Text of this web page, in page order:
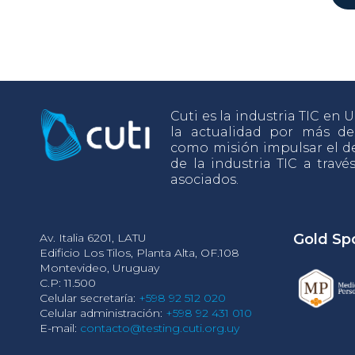
Cuti es la industria TIC en
la actualidad por más
como misión impulsar el
de la industria TIC a
asociados.
Av. Italia 6201, LATU
Edificio Los Tilos, Planta Alta, OF.108
Montevideo, Uruguay
C.P: 11.500
Celular secretaría: +598 92 512 020
Celular administración: +598 92 431 010
E-mail: contacto@testing.cuti.org.uy
Gold